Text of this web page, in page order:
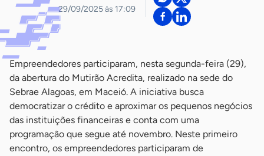
29/09/2025 às 17:09
Empreendedores participaram, nesta segunda-feira (29),
da abertura do Mutirão Acredita, realizado na sede do
Sebrae Alagoas, em Maceió. A iniciativa busca
democratizar o crédito e aproximar os pequenos negócios
das instituições financeiras e conta com uma
programação que segue até novembro. Neste primeiro
encontro, os empreendedores participaram de